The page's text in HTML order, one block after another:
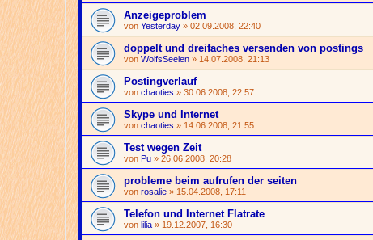
Anzeigeproblem
von Yesterday » 02.09.2008, 22:40
doppelt und dreifaches versenden von postings
von WolfsSeelen » 14.07.2008, 21:13
Postingverlauf
von chaoties » 30.06.2008, 22:57
Skype und Internet
von chaoties » 14.06.2008, 21:55
Test wegen Zeit
von Pu » 26.06.2008, 20:28
probleme beim aufrufen der seiten
von rosalie » 15.04.2008, 17:11
Telefon und Internet Flatrate
von lilia » 19.12.2007, 16:30